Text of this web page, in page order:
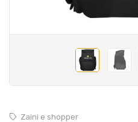
Zaini e shopper